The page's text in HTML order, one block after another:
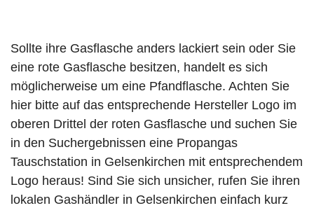
Sollte ihre Gasflasche anders lackiert sein oder Sie
eine rote Gasflasche besitzen, handelt es sich
möglicherweise um eine Pfandflasche. Achten Sie
hier bitte auf das entsprechende Hersteller Logo im
oberen Drittel der roten Gasflasche und suchen Sie
in den Suchergebnissen eine Propangas
Tauschstation in Gelsenkirchen mit entsprechendem
Logo heraus! Sind Sie sich unsicher, rufen Sie ihren
lokalen Gashändler in Gelsenkirchen einfach kurz